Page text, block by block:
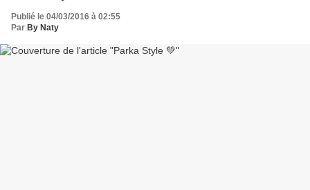
Publié le 04/03/2016 à 02:55
Par By Naty